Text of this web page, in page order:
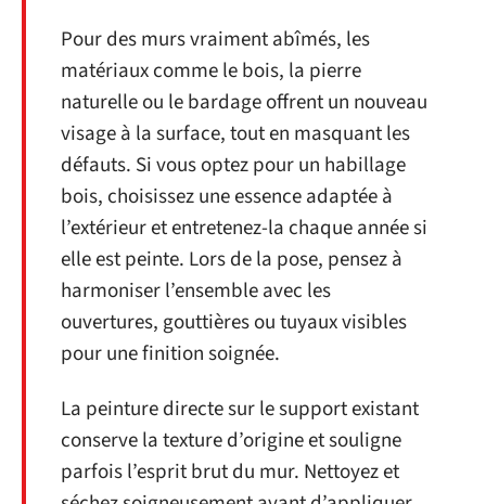
Pour des murs vraiment abîmés, les
matériaux comme le bois, la pierre
naturelle ou le bardage offrent un nouveau
visage à la surface, tout en masquant les
défauts. Si vous optez pour un habillage
bois, choisissez une essence adaptée à
l’extérieur et entretenez-la chaque année si
elle est peinte. Lors de la pose, pensez à
harmoniser l’ensemble avec les
ouvertures, gouttières ou tuyaux visibles
pour une finition soignée.
La peinture directe sur le support existant
conserve la texture d’origine et souligne
parfois l’esprit brut du mur. Nettoyez et